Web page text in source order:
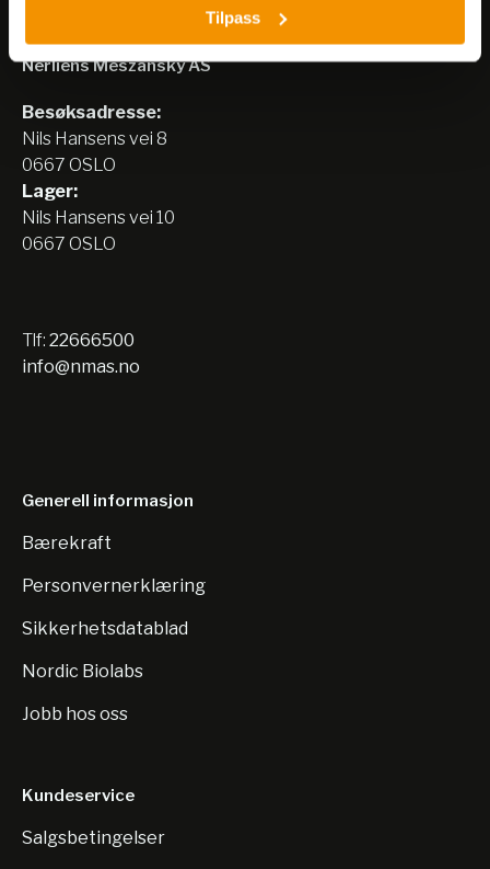
Tilpass
Nerliens Meszansky AS
Besøksadresse:
Nils Hansens vei 8
0667 OSLO
Lager:
Nils Hansens vei 10
0667 OSLO
Tlf: 22666500
info@nmas.no
Generell informasjon
Bærekraft
Personvernerklæring
Sikkerhetsdatablad
Nordic Biolabs
Jobb hos oss
Kundeservice
Salgsbetingelser